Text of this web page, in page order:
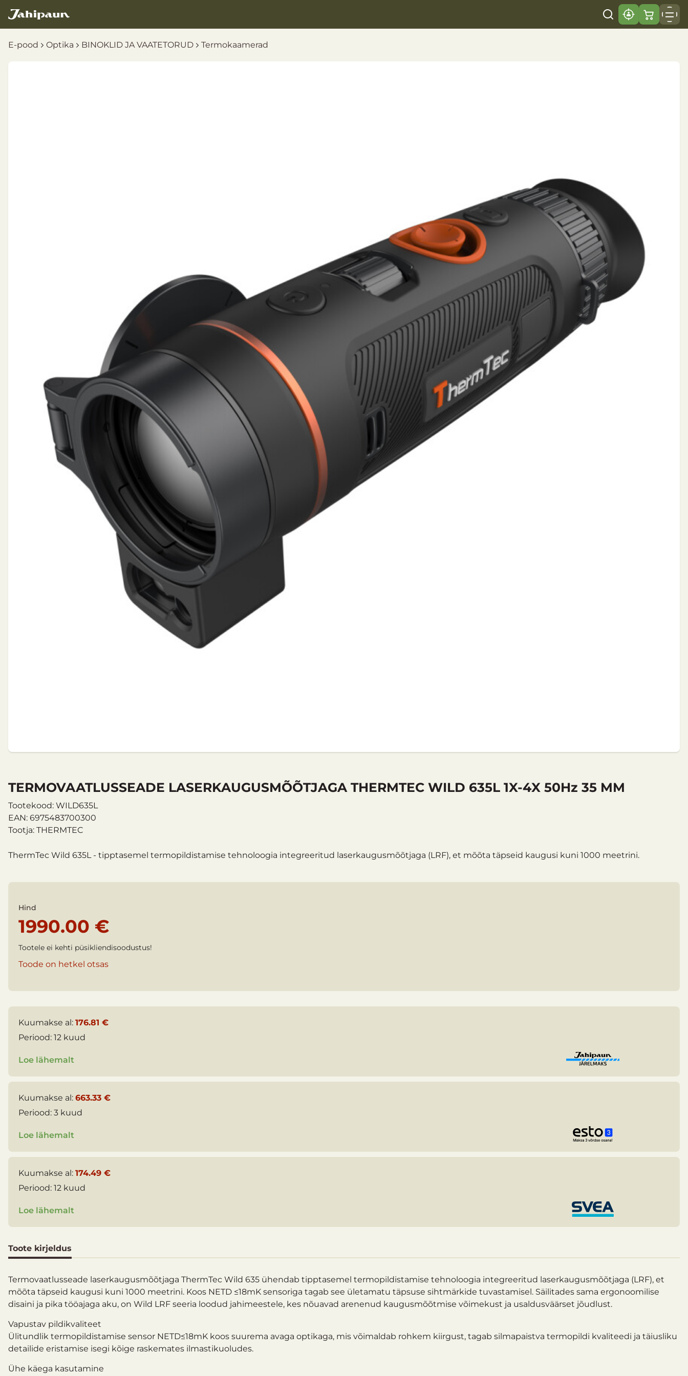
E-pood Optika BINOKLID JA VAATETORUD Termokaamerad
TERMOVAATLUSSEADE LASERKAUGUSMÕÕTJAGA THERMTEC WILD 635L 1X-4X 50Hz 35 MM
Tootekood: WILD635L
EAN: 6975483700300
Tootja: THERMTEC
ThermTec Wild 635L - tipptasemel termopildistamise tehnoloogia integreeritud laserkaugusmõõtjaga (LRF), et mõõta täpseid kaugusi kuni 1000 meetrini.
Hind
1990.00 €
Tootele ei kehti püsikliendisoodustus!
Toode on hetkel otsas
Kuumakse al: 176.81 €
Periood: 12 kuud
Loe lähemalt
Kuumakse al: 663.33 €
Periood: 3 kuud
Loe lähemalt
Kuumakse al: 174.49 €
Periood: 12 kuud
Loe lähemalt
Toote kirjeldus
Termovaatlusseade laserkaugusmõõtjaga ThermTec Wild 635 ühendab tipptasemel termopildistamise tehnoloogia integreeritud laserkaugusmõõtjaga (LRF), et
mõõta täpseid kaugusi kuni 1000 meetrini. Koos NETD ≤18mK sensoriga tagab see ületamatu täpsuse sihtmärkide tuvastamisel. Säilitades sama ergonoomilise
disaini ja pika tööajaga aku, on Wild LRF seeria loodud jahimeestele, kes nõuavad arenenud kaugusmõõtmise võimekust ja usaldusväärset jõudlust.
Vapustav pildikvaliteet
Ülitundlik termopildistamise sensor NETD≤18mK koos suurema avaga optikaga, mis võimaldab rohkem kiirgust, tagab silmapaistva termopildi kvaliteedi ja täiusliku
detailide eristamise isegi kõige raskemates ilmastikuoludes.
Ühe käega kasutamine